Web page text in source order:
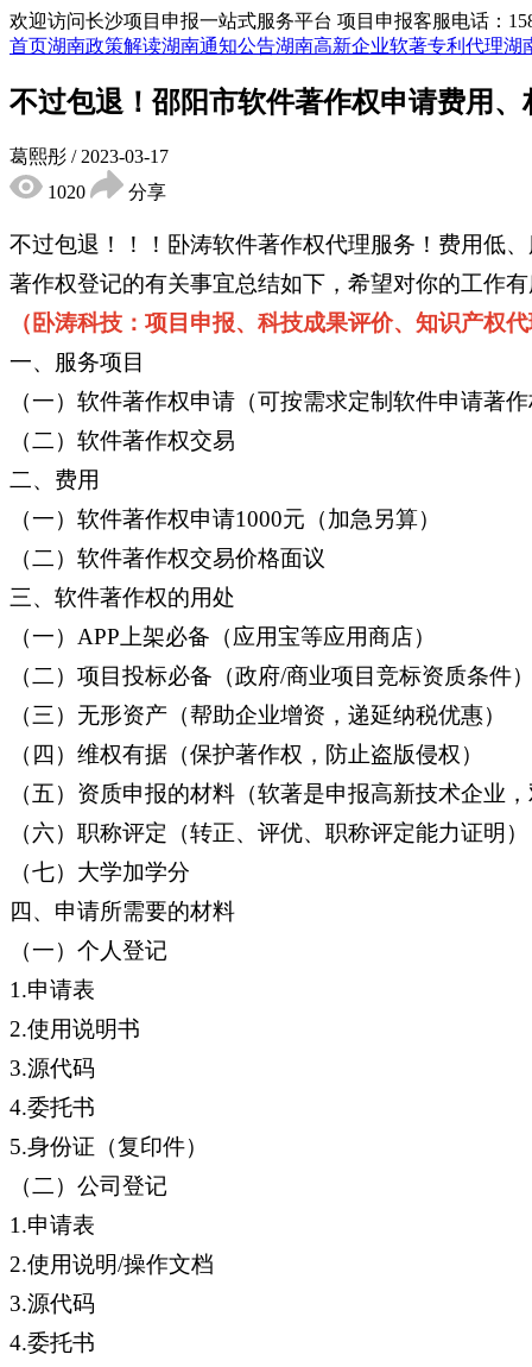
欢迎访问长沙项目申报一站式服务平台 项目申报客服电话：
首页湖南政策解读湖南通知公告湖南高新企业软著专利代理湖
不过包退！邵阳市软件著作权申请费用、
葛熙彤 / 2023-03-17
1020
分享
不过包退！！！卧涛软件著作权代理服务！费用低
著作权登记的有关事宜总结如下，希望对你的工作
（卧涛科技：项目申报、科技成果评价、知识产权
一、服务项目
（一）软件著作权申请（可按需求定制软件申请著
（二）软件著作权交易
二、费用
（一）软件著作权申请1000元（加急另算）
（二）软件著作权交易价格面议
三、软件著作权的用处
（一）APP上架必备（应用宝等应用商店）
（二）项目投标必备（政府/商业项目竞标资质条件
（三）无形资产（帮助企业增资，递延纳税优惠）
（四）维权有据（保护著作权，防止盗版侵权）
（五）资质申报的材料（软著是申报高新技术企业
（六）职称评定（转正、评优、职称评定能力证明）
（七）大学加学分
四、申请所需要的材料
（一）个人登记
1.申请表
2.使用说明书
3.源代码
4.委托书
5.身份证（复印件）
（二）公司登记
1.申请表
2.使用说明/操作文档
3.源代码
4.委托书